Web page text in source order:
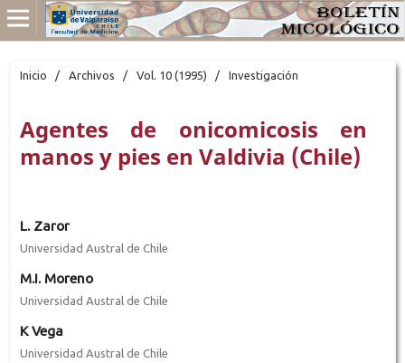
Inicio / Archivos / Vol. 10 (1995) / Investigación
Agentes de onicomicosis en
manos y pies en Valdivia (Chile)
L. Zaror
Universidad Austral de Chile
M.I. Moreno
Universidad Austral de Chile
K Vega
Universidad Austral de Chile